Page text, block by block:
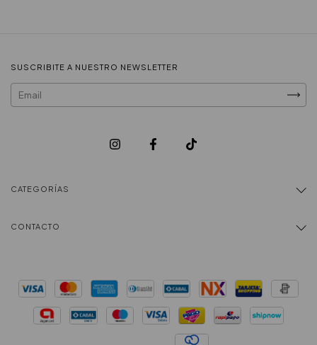
SUSCRIBITE A NUESTRO NEWSLETTER
CATEGORÍAS
CONTACTO